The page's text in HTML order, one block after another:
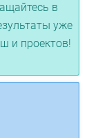
в
уже
и проектов!